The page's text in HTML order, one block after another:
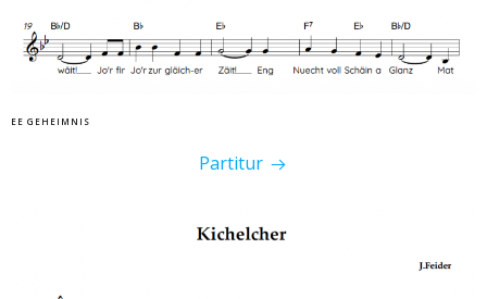
EE GEHEIMNIS
Partitur